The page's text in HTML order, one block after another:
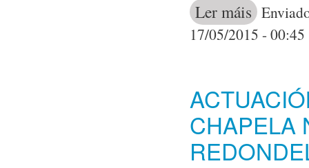
Ler máis acerca de
17/05/2015 - 00:45
CHAPELA